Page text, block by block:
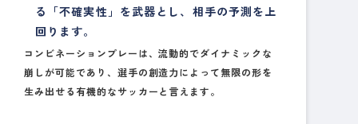
る「不確実性」を武器とし、相手の予測を上
回ります。
コンビネーションプレーは、流動的でダイナミックな
崩しが可能であり、選手の創造力によって無限の形を
生み出せる有機的なサッカーと言えます。